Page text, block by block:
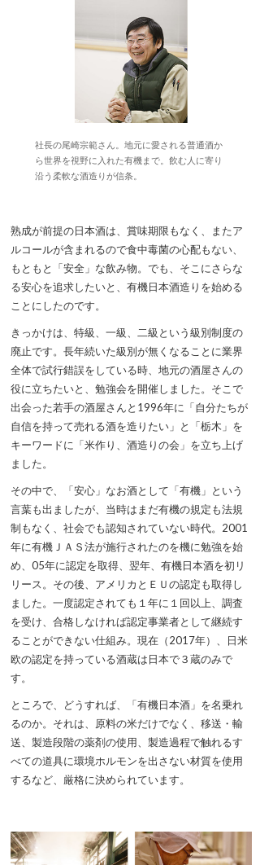
社長の尾崎宗範さん。地元に愛される普通酒か
ら世界を視野に入れた有機まで。飲む人に寄り
沿う柔軟な酒造りが信条。
熟成が前提の日本酒は、賞味期限もなく、またア
ルコールが含まれるので食中毒菌の心配もない、
もともと「安全」な飲み物。でも、そこにさらな
る安心を追求したいと、有機日本酒造りを始める
ことにしたのです。
きっかけは、特級、一級、二級という級別制度の
廃止です。長年続いた級別が無くなることに業界
全体で試行錯誤をしている時、地元の酒屋さんの
役に立ちたいと、勉強会を開催しました。そこで
出会った若手の酒屋さんと1996年に「自分たちが
自信を持って売れる酒を造りたい」と「栃木」を
キーワードに「米作り、酒造りの会」を立ち上げ
ました。
その中で、「安心」なお酒として「有機」という
言葉も出ましたが、当時はまだ有機の規定も法規
制もなく、社会でも認知されていない時代。2001
年に有機ＪＡＳ法が施行されたのを機に勉強を始
め、05年に認定を取得、翌年、有機日本酒を初リ
リース。その後、アメリカとＥＵの認定も取得し
ました。一度認定されても１年に１回以上、調査
を受け、合格しなければ認定事業者として継続す
ることができない仕組み。現在（2017年）、日米
欧の認定を持っている酒蔵は日本で３蔵のみで
す。
ところで、どうすれば、「有機日本酒」を名乗れ
るのか。それは、原料の米だけでなく、移送・輸
送、製造段階の薬剤の使用、製造過程で触れるす
べての道具に環境ホルモンを出さない材質を使用
するなど、厳格に決められています。